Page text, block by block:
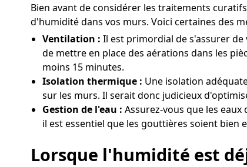
Bien avant de considérer les traitements
d'humidité dans vos murs. Voici certaines des
Ventilation : Il est primordial de s'assurer
de mettre en place des aérations dans les
moins 15 minutes.
Isolation thermique : Une isolation
sur les murs. Il serait donc judicieux
Gestion de l'eau : Assurez-vous que les
il est essentiel que les gouttières soient bien
Lorsque l'humidité est